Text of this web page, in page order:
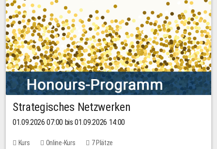
Strategisches Netzwerken
01.09.2026 07:00 bis 01.09.2026 14:00
Kurs Online-Kurs 7 Plätze